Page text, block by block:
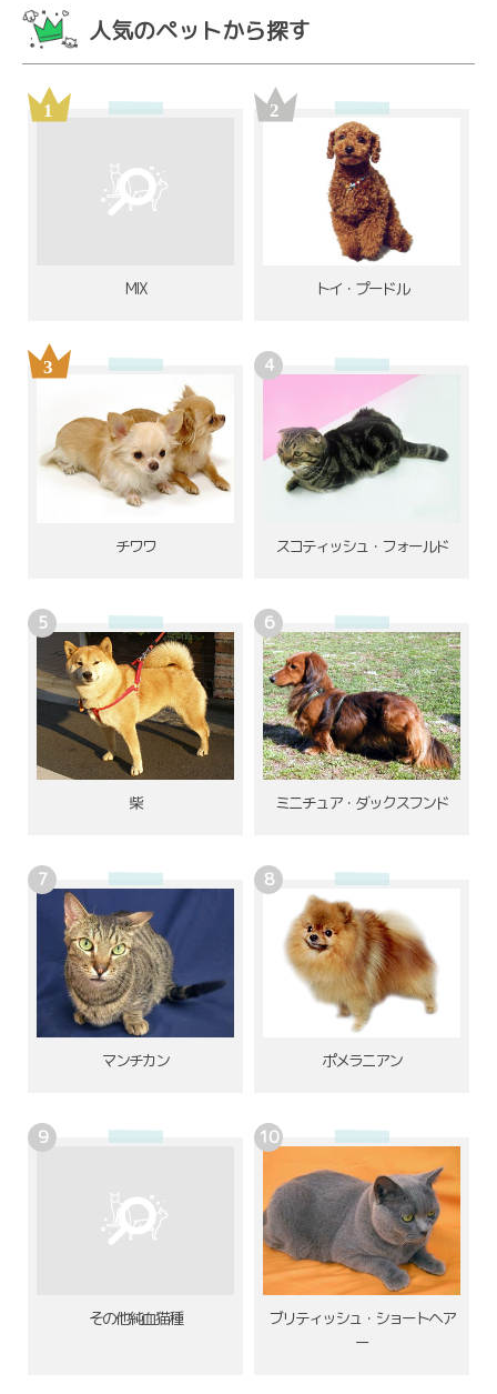
人気のペットから探す
MIX トイ・プードル
チワワ スコティッシュ・フォールド
柴 ミニチュア・ダックスフンド
マンチカン ポメラニアン
その他純血猫種
ブリティッシュ・ショートヘア
ー